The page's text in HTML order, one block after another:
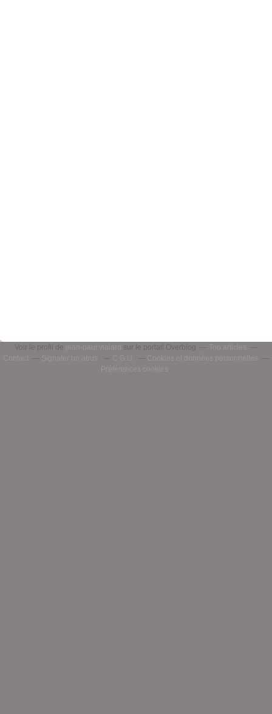
Voir le profil de jean-paul vialard sur le portail Overblog
Top articles
Contact
Signaler un abus C.G.U.
Cookies et données personnelles
Préférences cookies